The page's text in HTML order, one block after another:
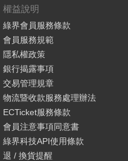
權益說明
綠界會員服務條款
會員服務規範
隱私權政策
銀行揭露事項
交易管理規章
物流暨收款服務處理辦法
ECTicket服務條款
會員注意事項同意書
綠界科技API使用條款
退 / 換貨提醒